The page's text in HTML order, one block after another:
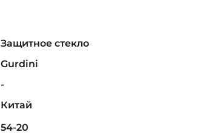
Защитное стекло
Gurdini
-
Китай
54-20